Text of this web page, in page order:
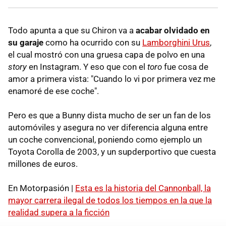
Todo apunta a que su Chiron va a acabar olvidado en
su garaje como ha ocurrido con su Lamborghini Urus,
el cual mostró con una gruesa capa de polvo en una
storyen Instagram. Y eso que con el toro fue cosa de
amor a primera vista: "Cuando lo vi por primera vez me
enamoré de ese coche".
Pero es que a Bunny dista mucho de ser un fan de los
automóviles y asegura no ver diferencia alguna entre
un coche convencional, poniendo como ejemplo un
Toyota Corolla de 2003, y un supderportivo que cuesta
millones de euros.
En Motorpasión | Esta es la historia del Cannonball, la
mayor carrera ilegal de todos los tiempos en la que la
realidad supera a la ficción